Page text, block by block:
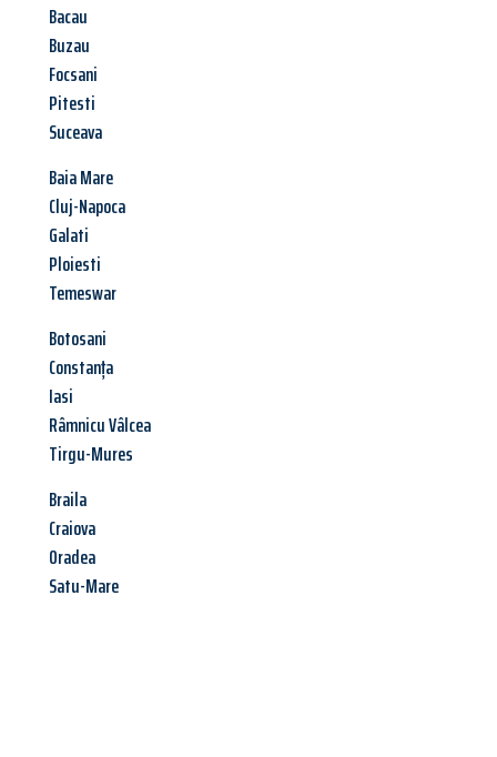
Bacau
Buzau
Focsani
Pitesti
Suceava
Baia Mare
Cluj-Napoca
Galati
Ploiesti
Temeswar
Botosani
Constanța
Iasi
Râmnicu Vâlcea
Tirgu-Mures
Braila
Craiova
Oradea
Satu-Mare